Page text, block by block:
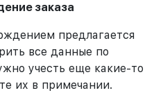
заказа
предлагается
все данные по
учесть еще какие-то
их в примечании.